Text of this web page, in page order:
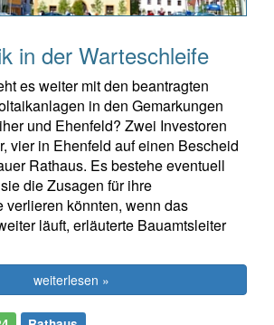
in der Warteschleife
es weiter mit den beantragten
in den Gemarkungen
und Ehenfeld? Zwei Investoren
vier in Ehenfeld auf einen Bescheid
Rathaus. Es bestehe eventuell
die Zusagen für ihre
verlieren könnten, wenn das
läuft, erläuterte Bauamtsleiter
weiterlesen »